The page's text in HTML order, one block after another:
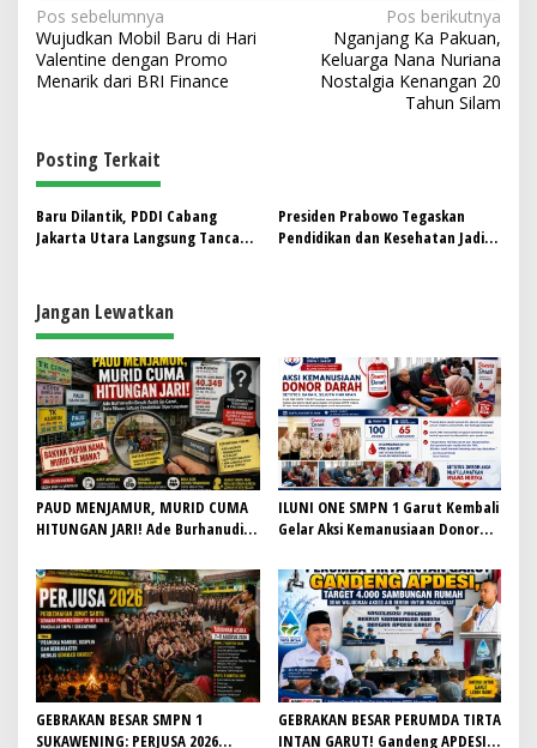
N
a
v
g
a
s
i
o
s
Pos sebelumnya
Wujudkan Mobil Baru di Hari
Valentine dengan Promo
Menarik dari BRI Finance
Pos berikutnya
Nganjang Ka Pakuan,
Keluarga Nana Nuriana
Nostalgia Kenangan 20
Tahun Silam
Posting Terkait
Baru Dilantik, PDDI Cabang
Jakarta Utara Langsung Tancap
Mulya
Presiden Prabowo Tegaskan
Pendidikan dan Kesehatan Jadi
Jangan Lewatkan
PAUD MENJAMUR, MURID CUMA
HITUNGAN JARI! Ade Burhanudin
Dikmas PAUD H. Iyan Sopiyan
Belum Beri Jawaban
ILUNI ONE SMPN 1 Garut Kembali
Gelar Aksi Kemanusiaan Donor
PMI
GEBRAKAN BESAR SMPN 1
SUKAWENING: PERJUSA 2026
GEBRAKAN BESAR PERUMDA TIRTA
INTAN GARUT! Gandeng APDESI,